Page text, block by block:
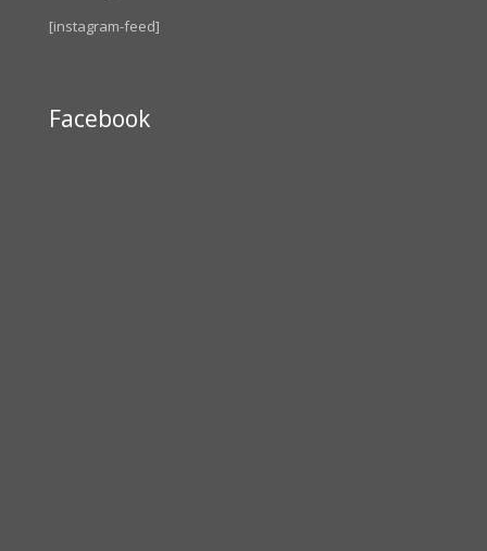
[instagram-feed]
Facebook